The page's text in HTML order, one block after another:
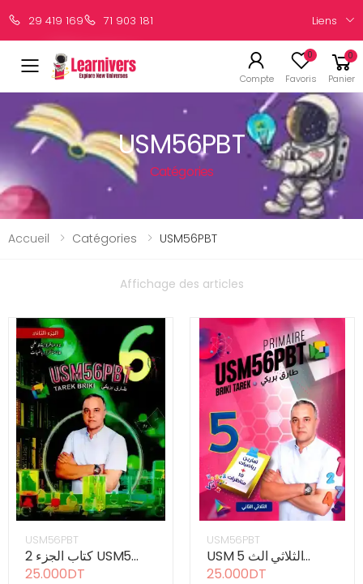
29 419 169 71 903 181 Liens
Compte
0
Favoris
0
Panier
USM56PBT
Catégories
Accueil Catégories USM56PBT
Affichage des articles
USM56PBT
كتاب الجزء 2 USM5...
25.000DT
USM56PBT
USM 5 الثلاثي الث...
25.000DT